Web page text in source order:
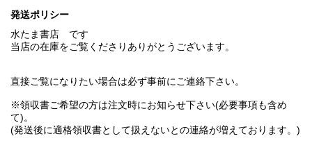
発送ポリシー
水たま書店 です
当店の在庫をご覧くださりありがとうございます。
直接ご覧になりたい場合は必ず事前にご連絡下さい。
※領収書ご希望の方は注文時にお知らせ下さい(必要事項も含め
て)。
(発送後に適格領収書として扱えないとの連絡が増えております。)